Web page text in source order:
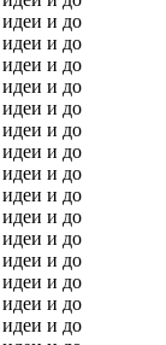
и до
и до
и до
и до
и до
и до
и до
и до
и до
и до
и до
и до
и до
и до
и до